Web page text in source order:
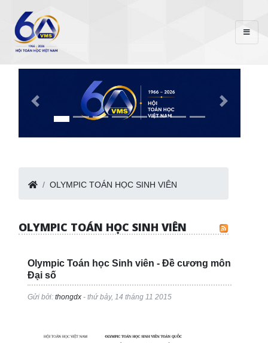
OLYMPIC TOÁN HỌC SINH VIÊN
OLYMPIC TOÁN HỌC SINH VIÊN
Olympic Toán học Sinh viên - Đề cương môn
Đại số
Gửi bởi:thongdx - thứ bảy, 14 tháng 11 2015